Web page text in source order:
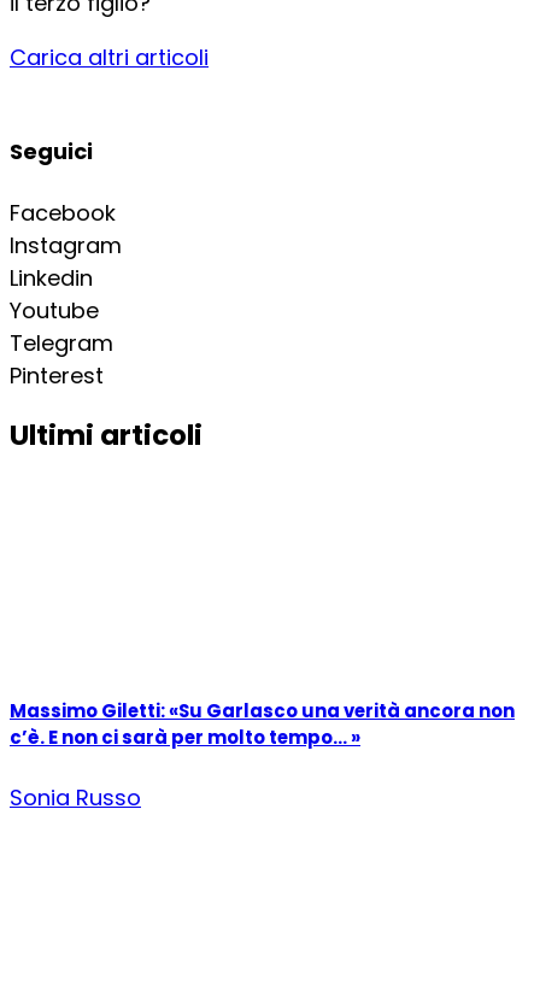
Carica altri articoli
Seguici
Facebook
Instagram
Linkedin
Youtube
Telegram
Pinterest
Ultimi articoli
Massimo Giletti: «Su Garlasco una verità ancora non
c’è. E non ci sarà per molto tempo… »
Sonia Russo